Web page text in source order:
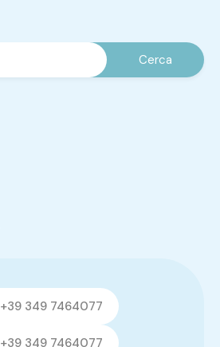
+39 349 7464077
+39 349 7464077